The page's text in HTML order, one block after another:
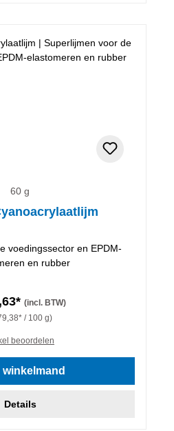
60 g
voedingssector en EPDM-
en rubber
(incl. BTW)
/ 100 g)
beoordelen
winkelmand
Details